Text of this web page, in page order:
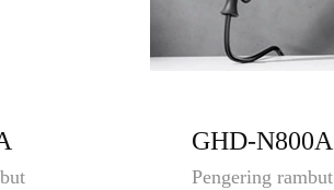
GHD-N800A
Pengering rambut